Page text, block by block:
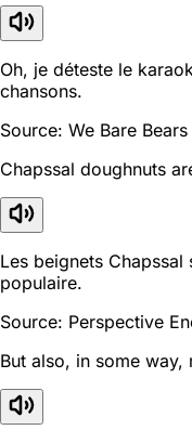
Oh, je déteste le
chansons.
Source: We Bare Bears
Chapssal doughnuts
Les beignets
populaire.
Source: Perspective
But also, in some way,